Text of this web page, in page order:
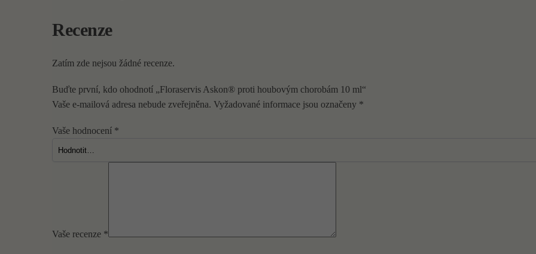
Recenze
Zatím zde nejsou žádné recenze.
Buďte první, kdo ohodnotí „Floraservis Askon® proti houbovým chorobám 10 ml“
Vaše e-mailová adresa nebude zveřejněna. Vyžadované informace jsou označeny *
Vaše hodnocení *
Vaše recenze *